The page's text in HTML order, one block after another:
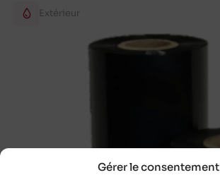
Gérer le consentement
Extérieur